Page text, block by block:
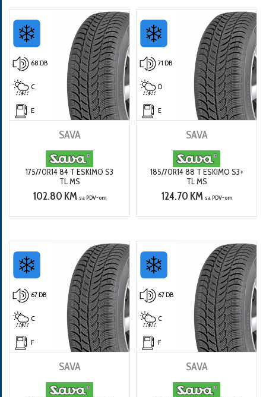
68 DB
C
E
SAVA
175/70R14 84 T ESKIMO S3
TL MS
102.80 KM sa PDV-om
71 DB
D
E
SAVA
185/70R14 88 T ESKIMO S3+
TL MS
124.70 KM sa PDV-om
67 DB
C
F
SAVA
67 DB
C
F
SAVA